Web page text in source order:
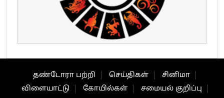
தண்டோரா பற்றி செய்திகள்
சினிமா
விளையாட்டு
கோயில்கள் சமையல் குறிப்பு